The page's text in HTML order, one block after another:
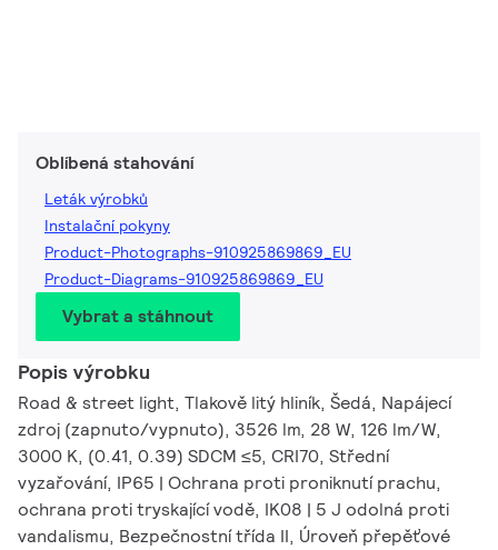
Oblíbená stahování
Leták výrobků
Instalační pokyny
Product-Photographs-910925869869_EU
Product-Diagrams-910925869869_EU
Vybrat a stáhnout
Popis výrobku
Road & street light, Tlakově litý hliník, Šedá, Napájecí
zdroj (zapnuto/vypnuto), 3526 lm, 28 W, 126 lm/W,
3000 K, (0.41, 0.39) SDCM ≤5, CRI70, Střední
vyzařování, IP65 | Ochrana proti proniknutí prachu,
ochrana proti tryskající vodě, IK08 | 5 J odolná proti
vandalismu, Bezpečnostní třída II, Úroveň přepěťové